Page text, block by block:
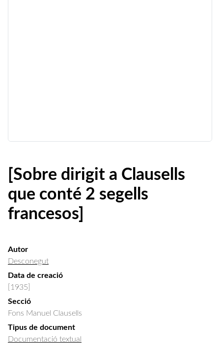
[Sobre dirigit a Clausells
que conté 2 segells
francesos]
Autor
Desconegut
Data de creació
[1935]
Secció
Fons Manuel Clausells
Tipus de document
Documentació textual